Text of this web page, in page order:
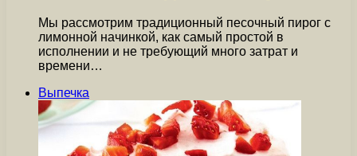
Мы рассмотрим традиционный песочный пирог с
лимонной начинкой, как самый простой в
исполнении и не требующий много затрат и
времени…
Выпечка